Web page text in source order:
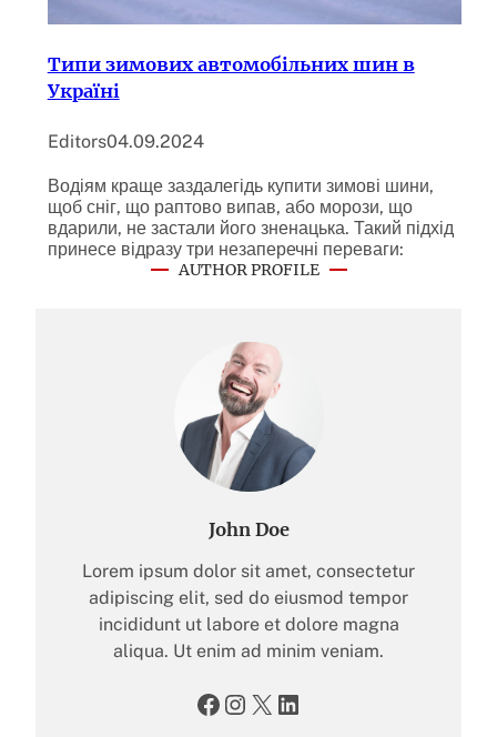
Типи зимових автомобільних шин в
Україні
Editors04.09.2024
Водіям краще заздалегідь купити зимові шини,
щоб сніг, що раптово випав, або морози, що
вдарили, не застали його зненацька. Такий підхід
принесе відразу три незаперечні переваги:
AUTHOR PROFILE
John Doe
Lorem ipsum dolor sit amet, consectetur
adipiscing elit, sed do eiusmod tempor
incididunt ut labore et dolore magna
aliqua. Ut enim ad minim veniam.
Facebook Instagram X LinkedIn